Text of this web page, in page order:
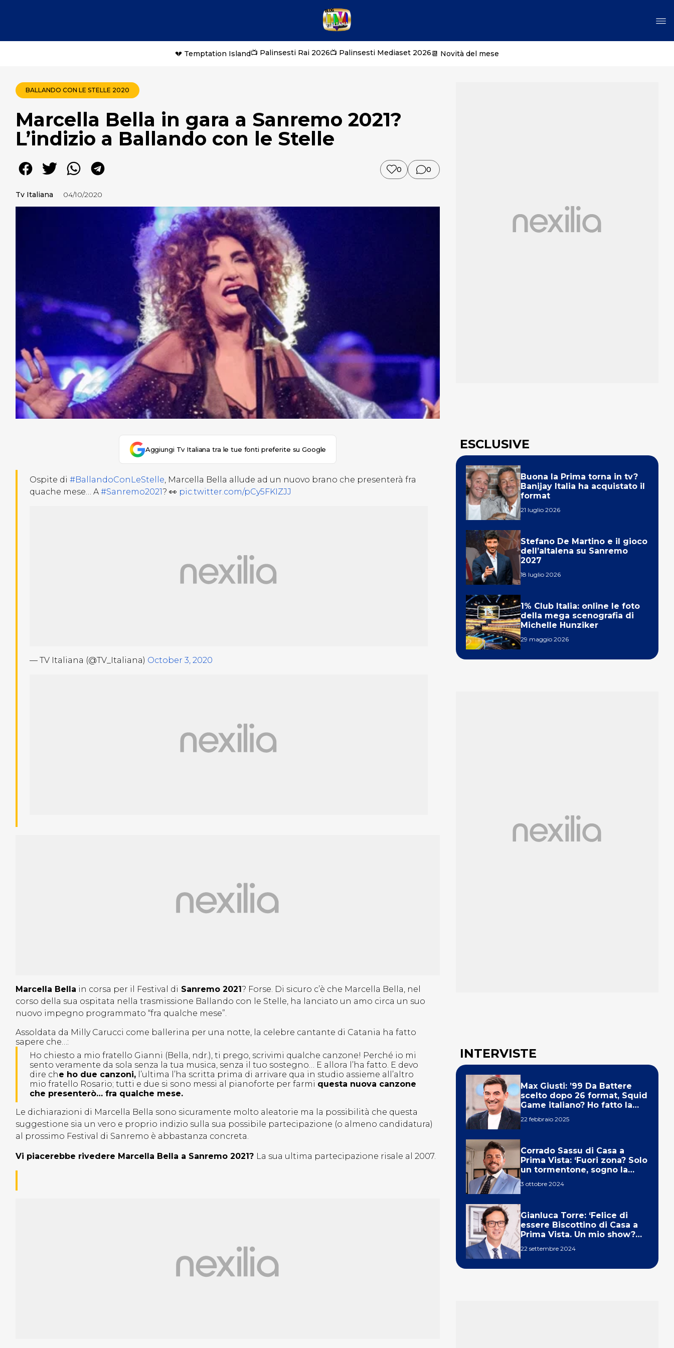
💔 Temptation Island📺 Palinsesti Rai 2026📺 Palinsesti Mediaset 2026📆 Novità del mese
BALLANDO CON LE STELLE 2020
Marcella Bella in gara a Sanremo 2021?
L’indizio a Ballando con le Stelle
0 0
Tv Italiana 04/10/2020
Aggiungi Tv Italiana tra le tue fonti preferite su Google
Ospite di #BallandoConLeStelle, Marcella Bella allude ad un nuovo brano che presenterà fra
quache mese… A #Sanremo2021? 👀 pic.twitter.com/pCy5FKIZJJ
— TV Italiana (@TV_Italiana) October 3, 2020
Marcella Bella in corsa per il Festival di Sanremo 2021? Forse. Di sicuro c’è che Marcella Bella, nel
corso della sua ospitata nella trasmissione Ballando con le Stelle, ha lanciato un amo circa un suo
nuovo impegno programmato “fra qualche mese”.
Assoldata da Milly Carucci come ballerina per una notte, la celebre cantante di Catania ha fatto
sapere che…:
Ho chiesto a mio fratello Gianni (Bella, ndr.), ti prego, scrivimi qualche canzone! Perché io mi
sento veramente da sola senza la tua musica, senza il tuo sostegno… E allora l’ha fatto. E devo
dire che ho due canzoni, l’ultima l’ha scritta prima di arrivare qua in studio assieme all’altro
mio fratello Rosario; tutti e due si sono messi al pianoforte per farmi questa nuova canzone
che presenterò… fra qualche mese.
Le dichiarazioni di Marcella Bella sono sicuramente molto aleatorie ma la possibilità che questa
suggestione sia un vero e proprio indizio sulla sua possibile partecipazione (o almeno candidatura)
al prossimo Festival di Sanremo è abbastanza concreta.
Vi piacerebbe rivedere Marcella Bella a Sanremo 2021? La sua ultima partecipazione risale al 2007.
ESCLUSIVE
Buona la Prima torna in tv?
Banijay Italia ha acquistato il
format
21 luglio 2026
Stefano De Martino e il gioco
dell’altalena su Sanremo
2027
18 luglio 2026
1% Club Italia: online le foto
della mega scenografia di
Michelle Hunziker
29 maggio 2026
INTERVISTE
Max Giusti: ’99 Da Battere
scelto dopo 26 format, Squid
Game italiano? Ho fatto la
22 febbraio 2025
Corrado Sassu di Casa a
Prima Vista: ‘Fuori zona? Solo
un tormentone, sogno la
3 ottobre 2024
Gianluca Torre: ‘Felice di
essere Biscottino di Casa a
Prima Vista. Un mio show?
22 settembre 2024